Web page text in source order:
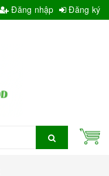
Đăng nhập Đăng ký